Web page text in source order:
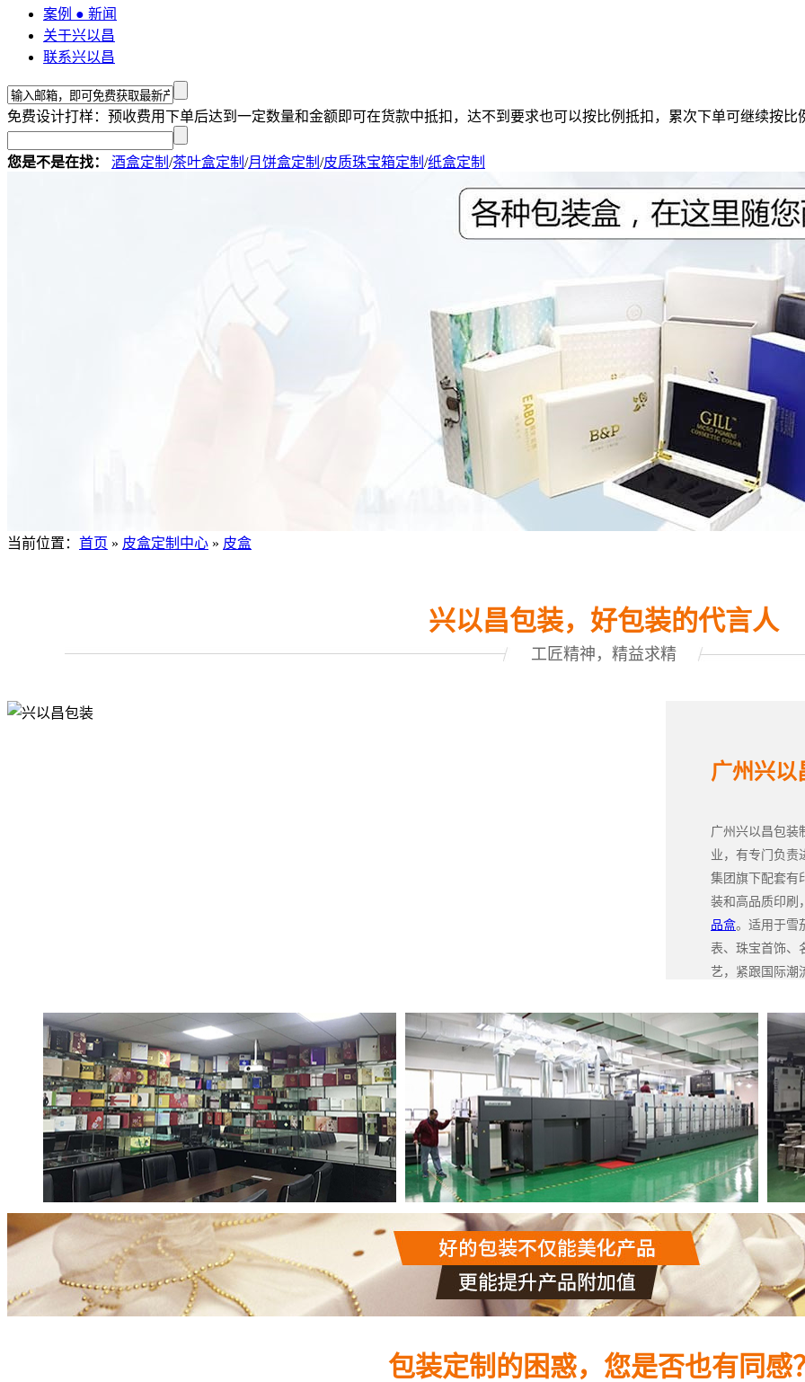
案例 ● 新闻
关于兴以昌
联系兴以昌
免费设计打样：预收费用下单后达到一定数量和金额即可在货款中抵扣，达不到要求也可以按比例抵扣，累次下单可继续按比
您是不是在找： 酒盒定制 /茶叶盒定制 /月饼盒定制 /皮质珠宝箱定制 /纸盒定制
当前位置： 首页 » 皮盒定制中心 » 皮盒
兴以昌包装，好包装的代言人
工匠精神，精益求精
广州兴以
广州兴以昌包装
业，有专门负责
集团旗下配套有
装和高品质印刷
品盒。适用于雪
表、珠宝首饰、
艺，紧跟国际潮
包装定制的困惑，您是否也有同感